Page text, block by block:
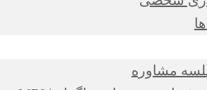
مشاوره